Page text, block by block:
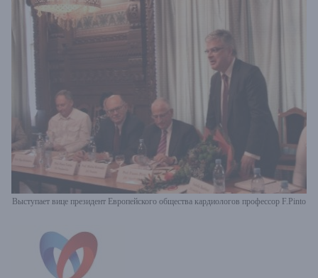
Выступает вице президент Европейского общества кардиологов профессор F.Pinto